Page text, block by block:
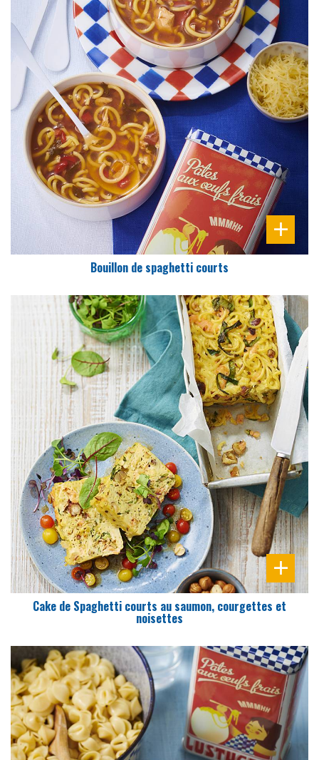
DIFFICULTÉ
PRÉPARATION
10 Min
Bouillon de spaghetti courts
DIFFICULTÉ
PRÉPARATION
15 Min
Cake de Spaghetti courts au saumon, courgettes et
noisettes
DIFFICULTÉ